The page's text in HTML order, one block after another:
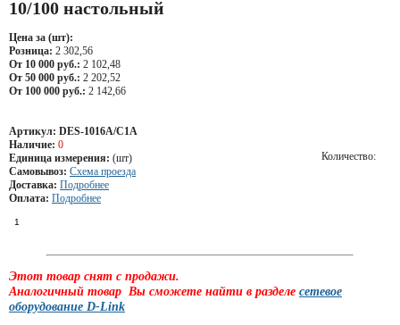
10/100 настольный
Цена за (шт):
Розница: 2 302,56
От 10 000 руб.: 2 102,48
От 50 000 руб.: 2 202,52
От 100 000 руб.: 2 142,66
Артикул: DES-1016A/C1A
Наличие: 0
Единица измерения: (шт)
Самовывоз: Схема проезда
Доставка: Подробнее
Оплата: Подробнее
Количество:
Этот товар снят с продажи.
Аналогичный товар Вы сможете найти в разделе сетевое
оборудование D-Link